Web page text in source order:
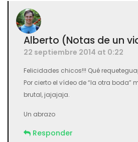
Alberto (Notas de un
22 septiembre 2014 at 0:22
Felicidades chicos!!! Qué
Por cierto el vídeo de “la otra boda”
brutal, jajajaja.
Un abrazo
Responder